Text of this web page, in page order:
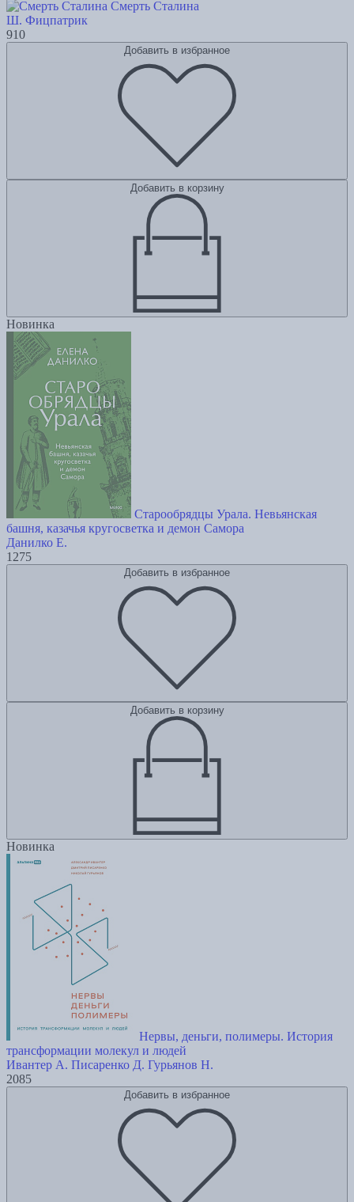
Смерть Сталина
Ш. Фицпатрик
910
Добавить в избранное
Добавить в корзину
Новинка
Старообрядцы Урала. Невьянская
башня, казачья кругосветка и демон Самора
Данилко Е.
1275
Добавить в избранное
Добавить в корзину
Новинка
Нервы, деньги, полимеры. История
трансформации молекул и людей
Ивантер А. Писаренко Д. Гурьянов Н.
2085
Добавить в избранное